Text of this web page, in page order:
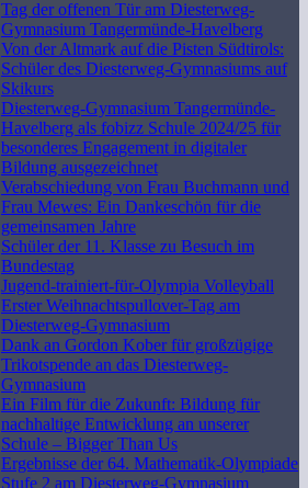
Tag der offenen Tür am Diesterweg-
Gymnasium Tangermünde-Havelberg
Von der Altmark auf die Pisten Südtirols:
Schüler des Diesterweg-Gymnasiums auf
Skikurs
Diesterweg-Gymnasium Tangermünde-
Havelberg als fobizz Schule 2024/25 für
besonderes Engagement in digitaler
Bildung ausgezeichnet
Verabschiedung von Frau Buchmann und
Frau Mewes: Ein Dankeschön für die
gemeinsamen Jahre
Schüler der 11. Klasse zu Besuch im
Bundestag
Jugend-trainiert-für-Olympia Volleyball
Erster Weihnachtspullover-Tag am
Diesterweg-Gymnasium
Dank an Gordon Kober für großzügige
Trikotspende an das Diesterweg-
Gymnasium
Ein Film für die Zukunft: Bildung für
nachhaltige Entwicklung an unserer
Schule – Bigger Than Us
Ergebnisse der 64. Mathematik-Olympiade
Stufe 2 am Diesterweg-Gymnasium